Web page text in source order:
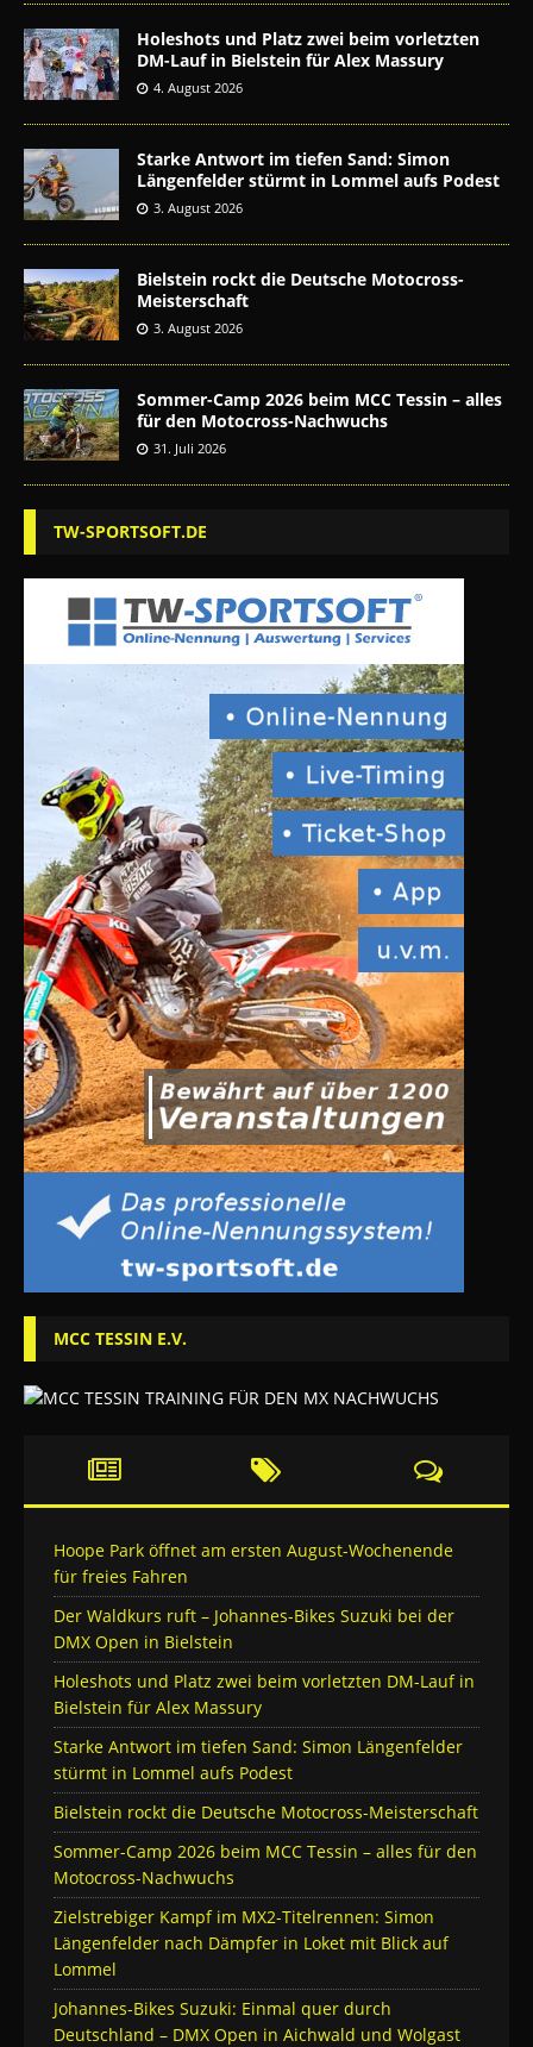
Holeshots und Platz zwei beim vorletzten
DM-Lauf in Bielstein für Alex Massury
4. August 2026
Starke Antwort im tiefen Sand: Simon
Längenfelder stürmt in Lommel aufs Podest
3. August 2026
Bielstein rockt die Deutsche Motocross-
Meisterschaft
3. August 2026
Sommer-Camp 2026 beim MCC Tessin – alles
für den Motocross-Nachwuchs
31. Juli 2026
TW-SPORTSOFT.DE
MCC TESSIN E.V.
Hoope Park öffnet am ersten August-Wochenende
für freies Fahren
Der Waldkurs ruft – Johannes-Bikes Suzuki bei der
DMX Open in Bielstein
Holeshots und Platz zwei beim vorletzten DM-Lauf in
Bielstein für Alex Massury
Starke Antwort im tiefen Sand: Simon Längenfelder
stürmt in Lommel aufs Podest
Bielstein rockt die Deutsche Motocross-Meisterschaft
Sommer-Camp 2026 beim MCC Tessin – alles für den
Motocross-Nachwuchs
Zielstrebiger Kampf im MX2-Titelrennen: Simon
Längenfelder nach Dämpfer in Loket mit Blick auf
Lommel
Johannes-Bikes Suzuki: Einmal quer durch
Deutschland – DMX Open in Aichwald und Wolgast